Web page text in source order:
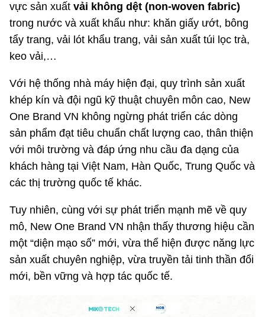
vực sản xuất vải không dệt (non-woven fabric)
trong nước và xuất khẩu như: khăn giấy ướt, bông
tẩy trang, vải lót khẩu trang, vải sản xuất túi lọc trà,
keo vải,…
Với hệ thống nhà máy hiện đại, quy trình sản xuất
khép kín và đội ngũ kỹ thuật chuyên môn cao, New
One Brand VN không ngừng phát triển các dòng
sản phẩm đạt tiêu chuẩn chất lượng cao, thân thiện
với môi trường và đáp ứng nhu cầu đa dạng của
khách hàng tại Việt Nam, Hàn Quốc, Trung Quốc và
các thị trường quốc tế khác.
Tuy nhiên, cùng với sự phát triển mạnh mẽ về quy
mô, New One Brand VN nhận thấy thương hiệu cần
một “diện mạo số” mới, vừa thể hiện được năng lực
sản xuất chuyên nghiệp, vừa truyền tải tinh thần đổi
mới, bền vững và hợp tác quốc tế.